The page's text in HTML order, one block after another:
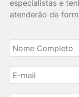
especialistas e
atenderão de